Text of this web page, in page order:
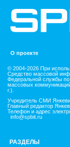
О проекте
© 2004-2026 При
Средство массовой
Федеральной службы
массовых
г.).
Учредитель СМИ
Главный редактор
Телефон и адрес
info@spbit.ru
РАЗДЕЛЫ